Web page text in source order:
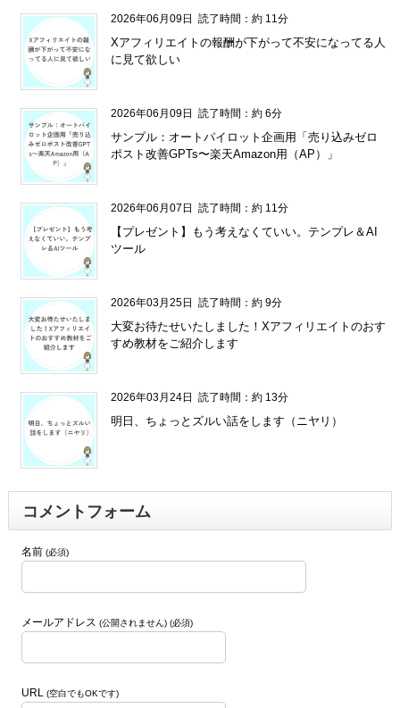
2026年06月09日 読了時間：約 11分
Xアフィリエイトの報酬が下がって不安になってる人
に見て欲しい
2026年06月09日 読了時間：約 6分
サンプル：オートパイロット企画用「売り込みゼロ
ポスト改善GPTs〜楽天Amazon用（AP）」
2026年06月07日 読了時間：約 11分
【プレゼント】もう考えなくていい。テンプレ＆AI
ツール
2026年03月25日 読了時間：約 9分
大変お待たせいたしました！Xアフィリエイトのおす
すめ教材をご紹介します
2026年03月24日 読了時間：約 13分
明日、ちょっとズルい話をします（ニヤリ）
コメントフォーム
名前 (必須)
メールアドレス (公開されません) (必須)
URL (空白でもOKです)